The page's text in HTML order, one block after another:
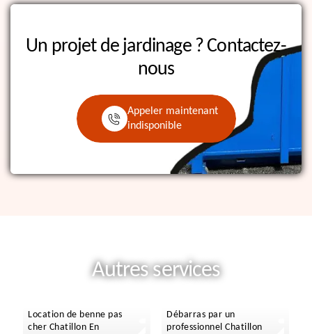
Un projet de jardinage ? Contactez-
nous
Appeler maintenant
indisponible
Autres services
Location de benne pas
cher Chatillon En
Débarras par un
professionnel Chatillon